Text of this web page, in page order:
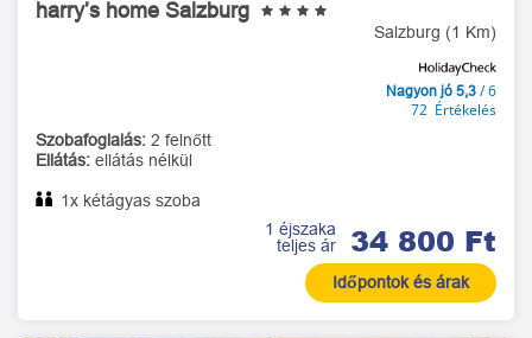
harry’s home Salzburg
Salzburg (1 Km)
Nagyon jó 5,3 / 6
72 Értékelés
Szobafoglalás: 2 felnőtt
Ellátás: ellátás nélkül
1x kétágyas szoba
1 éjszaka
teljes ár
34 800 Ft
Időpontok és árak